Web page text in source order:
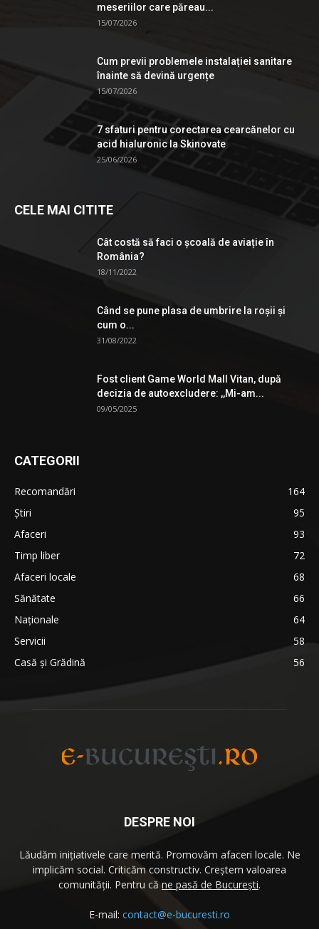
meseriilor care păreau...
15/07/2026
Cum previi problemele instalației sanitare
înainte să devină urgențe
15/07/2026
7 sfaturi pentru corectarea cearcănelor cu
acid hialuronic la Skinovate
25/06/2026
CELE MAI CITITE
Cât costă să faci o școală de aviație în
România?
18/11/2022
Când se pune plasa de umbrire la roşii şi
cum o...
31/08/2022
Fost client Game World Mall Vitan, după
decizia de autoexcludere: ,,Mi-am...
09/05/2025
CATEGORII
Recomandări
164
Știri
95
Afaceri
93
Timp liber
72
Afaceri locale
68
Sănătate
66
Naționale
64
Servicii
58
Casă și Grădină
56
DESPRE NOI
Lăudăm iniţiativele care merită. Promovăm afaceri locale. Ne
implicăm social. Criticăm constructiv. Creştem valoarea
comunităţii. Pentru că ne pasă de București.
E-mail: contact@e-bucuresti.ro